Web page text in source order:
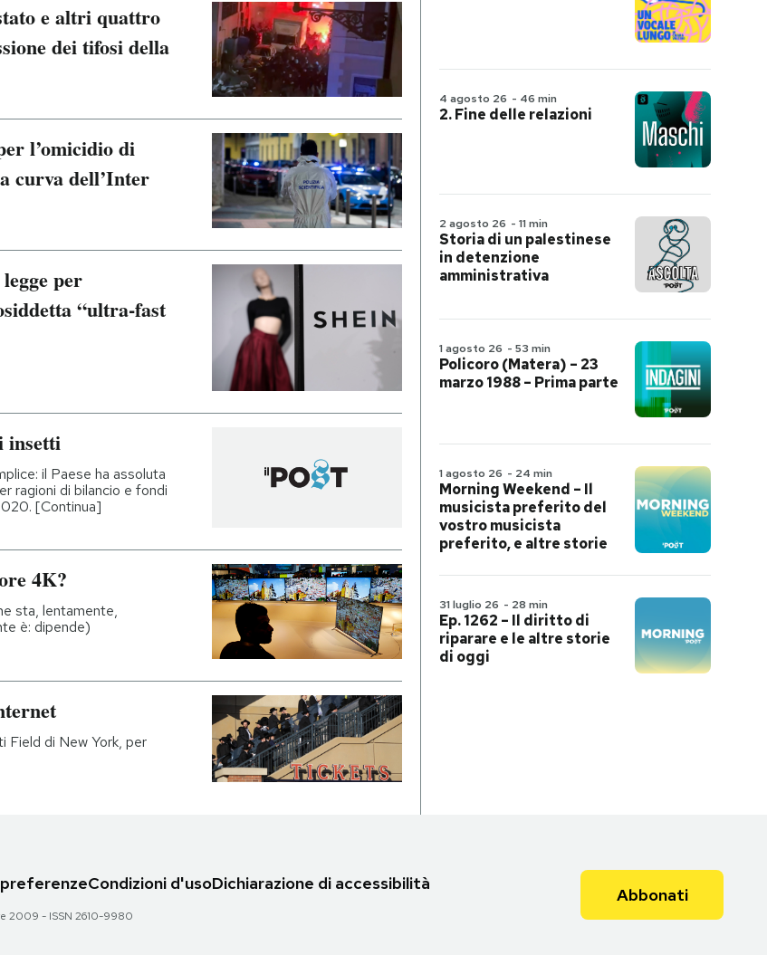
e altri quattro
dei tifosi della
l’omicidio di
curva dell’Inter
per
“ultra-fast
insetti
il Paese ha assoluta
ragioni di bilancio e fondi
[Continua]
4K?
sta, lentamente,
è: dipende)
Field di New York, per
4 agosto 26 - 46 min
2. Fine delle relazioni
2 agosto 26 - 11 min
Storia di un palestinese
in detenzione
amministrativa
1 agosto 26 - 53 min
Policoro (Matera) – 23
marzo 1988 – Prima parte
1 agosto 26 - 24 min
Morning Weekend – Il
musicista preferito del
vostro musicista
preferito, e altre storie
31 luglio 26 - 28 min
Ep. 1262 – Il diritto di
riparare e le altre storie
di oggi
Condizioni d'usoDichiarazione di accessibilità
2009 - ISSN 2610-9980
Abbonati